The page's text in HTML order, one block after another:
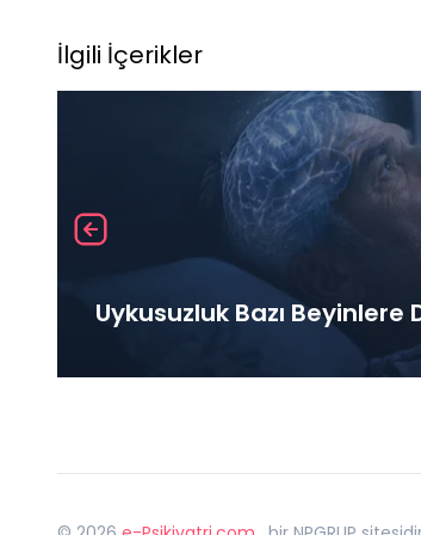
İlgili İçerikler
Uykusuzluk Bazı